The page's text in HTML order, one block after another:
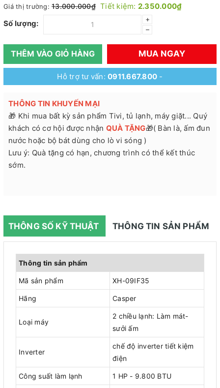
Giá thị trường: 13.000.000₫ Tiết kiệm: 2.350.000₫
Số lượng:
+
–
THÊM VÀO GIỎ HÀNG MUA NGAY
Hỗ trợ tư vấn:0911.667.800 -
THÔNG TIN KHUYẾN MẠI
🎁 Khi mua bất kỳ sản phẩm Tivi, tủ lạnh, máy giặt... Quý
khách có cơ hội được nhận QUÀ TẶNG🎁( Bàn là, ấm đun
nước hoặc bộ bát dùng cho lò vi sóng )
Lưu ý: Quà tặng có hạn, chương trình có thể kết thúc
sớm.
THÔNG SỐ KỸ THUẬT THÔNG TIN SẢN PHẨM
Thông tin sản phẩm
Mã sản phẩm XH-09IF35
Hãng Casper
Loại máy
2 chiều lạnh: Làm mát-
sưởi ấm
Inverter
chế độ inverter tiết kiệm
điện
Công suất làm lạnh 1 HP - 9.800 BTU